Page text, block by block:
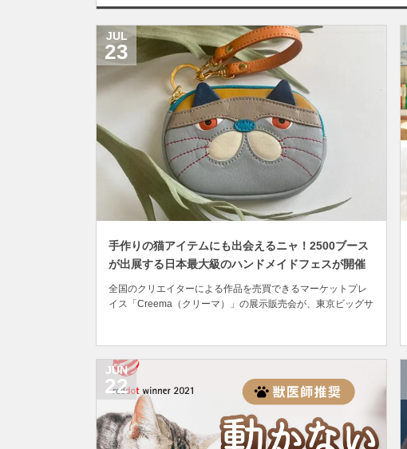
手作りの猫アイテムにも出会えるニャ！2500ブース
が出展する日本最大級のハンドメイドフェスが開催
全国のクリエイターによる作品を売買できるマーケットプレ
イス「Creema（クリーマ）」の展示販売会が、東京ビッグサ
エリーなど、約1,400万点ものオリジナル作品が集まる日本最
大級のハンドメイドマーケ...
JUL
23
JUN
22